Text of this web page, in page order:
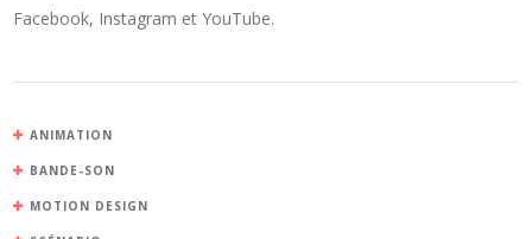
Facebook, Instagram et YouTube.
ANIMATION
BANDE-SON
MOTION DESIGN